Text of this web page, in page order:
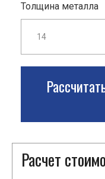
Толщина металла
Расчет